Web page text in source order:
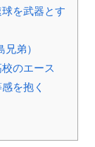
を武器とす
弟）
のエース
を抱く